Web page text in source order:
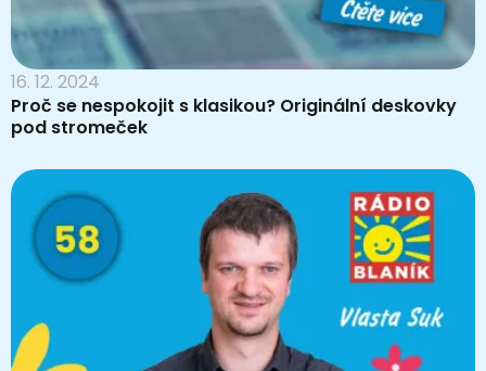
16. 12. 2024
Proč se nespokojit s klasikou? Originální deskovky
pod stromeček